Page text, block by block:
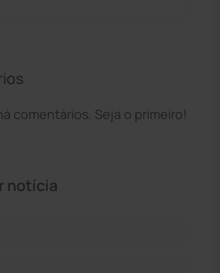
comentários. Seja o primeiro!
notícia